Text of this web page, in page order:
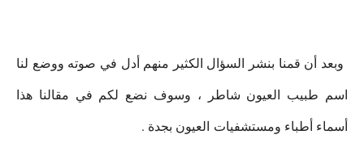
وبعد أن قمنا بنشر السؤال الكثير منهم أدل في صوته ووضع لنا
اسم طبيب العيون شاطر ، وسوف نضع لكم في مقالنا هذا
أسماء أطباء ومستشفيات العيون بجدة .